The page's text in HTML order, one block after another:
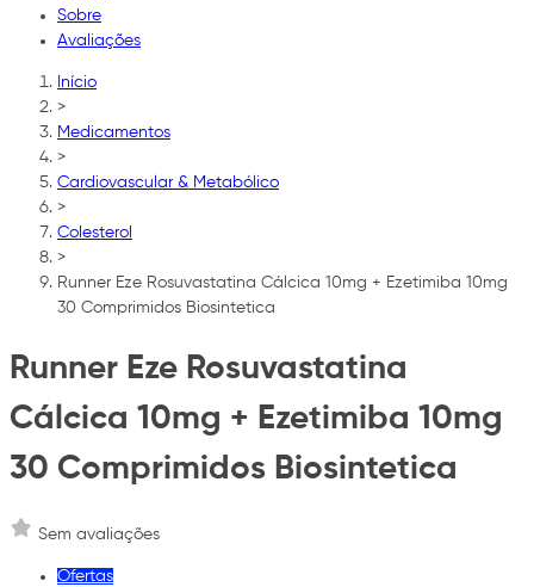
Sobre
Avaliações
Início
>
Medicamentos
>
Cardiovascular & Metabólico
>
Colesterol
>
Runner Eze Rosuvastatina Cálcica 10mg + Ezetimiba 10mg
30 Comprimidos Biosintetica
Runner Eze Rosuvastatina
Cálcica 10mg + Ezetimiba 10mg
30 Comprimidos Biosintetica
Sem avaliações
Ofertas